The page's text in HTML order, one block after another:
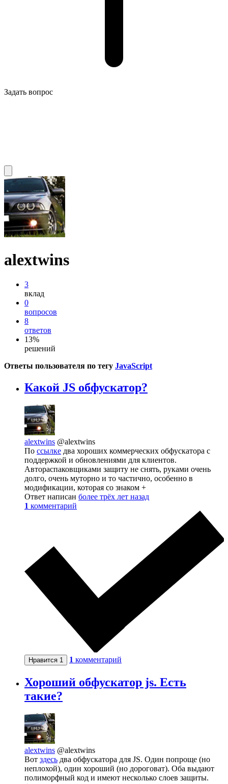
Задать вопрос
alextwins
3
вклад
0
вопросов
8
ответов
13%
решений
Ответы пользователя по тегу JavaScript
Какой JS обфускатор?
alextwins @alextwins
По ссылке два хороших коммерческих обфускатора с
поддержкой и обновлениями для клиентов.
Автораспаковщиками защиту не снять, руками очень
долго, очень муторно и то частично, особенно в
модификации, которая со знаком +
Ответ написан более трёх лет назад
1 комментарий
Нравится 1 1 комментарий
Хороший обфускатор js. Есть
такие?
alextwins @alextwins
Вот здесь два обфускатора для JS. Один попроще (но
неплохой), один хороший (но дороговат). Оба выдают
полиморфный код и имеют несколько слоев защиты.